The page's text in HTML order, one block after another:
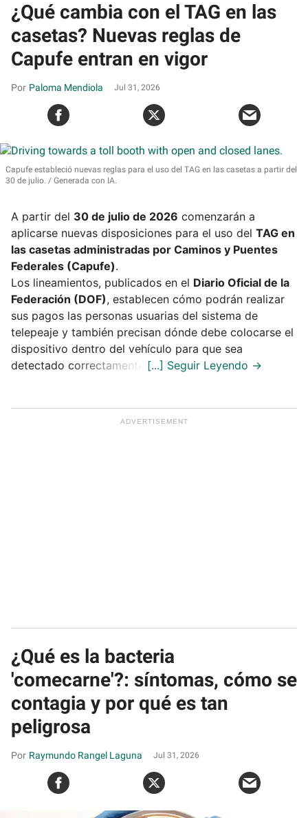
¿Qué cambia con el TAG en las
casetas? Nuevas reglas de
Capufe entran en vigor
Paloma Mendiola Jul 31, 2026
Capufe estableció nuevas reglas para el uso del TAG en las casetas a partir del
30 de julio.
Generada con IA.
A partir del 30 de julio de 2026 comenzarán a
aplicarse nuevas disposiciones para el uso del TAG en
las casetas administradas por Caminos y Puentes
Federales (Capufe).
Los lineamientos, publicados en el Diario Oficial de la
Federación (DOF), establecen cómo podrán realizar
sus pagos las personas usuarias del sistema de
telepeaje y también precisan dónde debe colocarse el
dispositivo dentro del vehículo para que sea
detectado correctamente.
¿Qué es la bacteria
'comecarne'?: síntomas, cómo se
contagia y por qué es tan
peligrosa
Raymundo Rangel Laguna Jul 31, 2026